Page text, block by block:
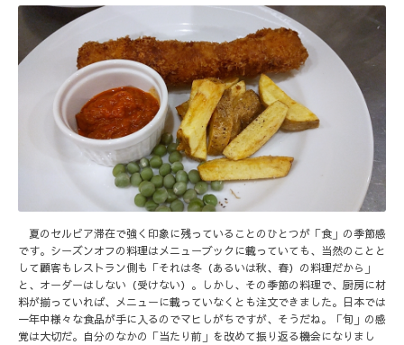
夏のセルビア滞在で強く印象に残っていることのひとつが「食」の季節感
です。シーズンオフの料理はメニューブックに載っていても、当然のことと
して顧客もレストラン側も「それは冬（あるいは秋、春）の料理だから」
と、オーダーはしない（受けない）。しかし、その季節の料理で、厨房に材
料が揃っていれば、メニューに載っていなくとも注文できました。日本では
一年中様々な食品が手に入るのでマヒしがちですが、そうだね。「旬」の感
覚は大切だ。自分のなかの「当たり前」を改めて振り返る機会になりまし